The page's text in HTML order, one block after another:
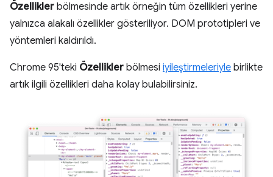
Özellikler bölmesinde artık örneğin tüm özellikleri yerine
yalnızca alakalı özellikler gösteriliyor. DOM prototipleri ve
yöntemleri kaldırıldı.
Chrome 95'teki Özellikler bölmesi iyileştirmeleriyle birlikte
artık ilgili özellikleri daha kolay bulabilirsiniz.